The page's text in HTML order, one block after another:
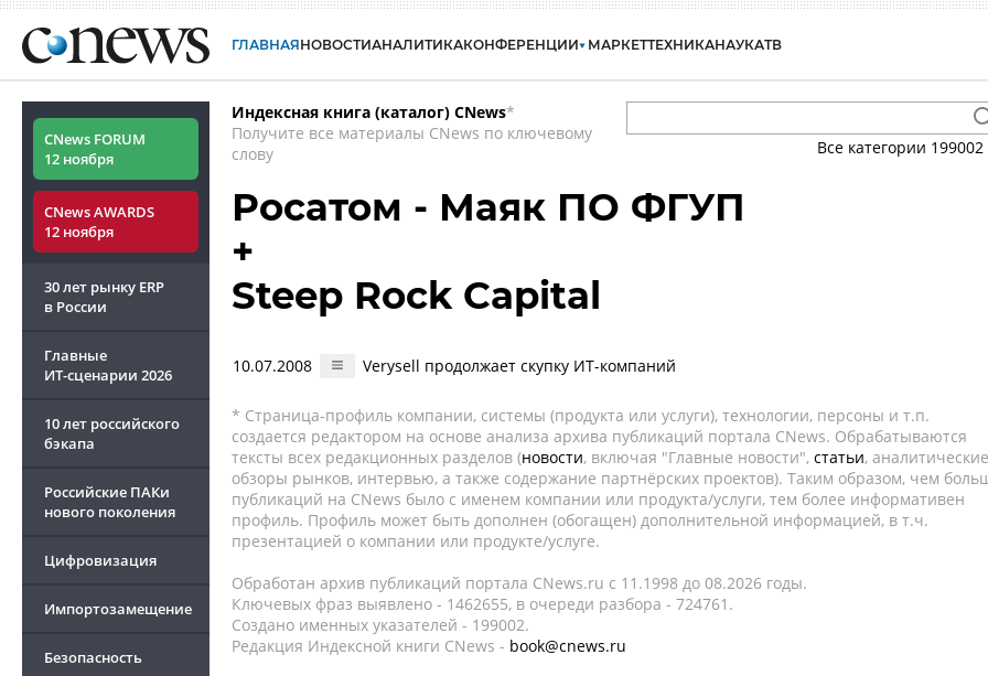
ГЛАВНАЯНОВОСТИАНАЛИТИКАКОНФЕРЕНЦИИ МАРКЕТТЕХНИКАНАУКАТВ
CNews FORUM
12 ноября
CNews AWARDS
12 ноября
30 лет рынку ERP
в России
Главные
ИТ-сценарии 2026
10 лет российского
бэкапа
Российские ПАКи
нового поколения
Цифровизация
Импортозамещение
Безопасность
Индексная книга (каталог) CNews*
Получите все материалы CNews по ключевому
слову
Все категории 199002
Росатом - Маяк ПО ФГУП
+
Steep Rock Capital
10.07.2008 Verysell продолжает скупку ИТ-компаний
* Страница-профиль компании, системы (продукта или услуги), технологии, персоны и т.п.
создается редактором на основе анализа архива публикаций портала CNews. Обрабатываются
тексты всех редакционных разделов (новости, включая "Главные новости", статьи, аналитические
обзоры рынков, интервью, а также содержание партнёрских проектов). Таким образом, чем
публикаций на CNews было с именем компании или продукта/услуги, тем более информативен
профиль. Профиль может быть дополнен (обогащен) дополнительной информацией, в т.ч.
презентацией о компании или продукте/услуге.
Обработан архив публикаций портала CNews.ru c 11.1998 до 08.2026 годы.
Ключевых фраз выявлено - 1462655, в очереди разбора - 724761.
Создано именных указателей - 199002.
Редакция Индексной книги CNews - book@cnews.ru